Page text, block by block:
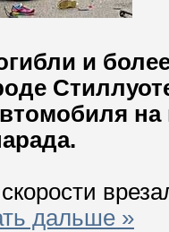
и
дальше »